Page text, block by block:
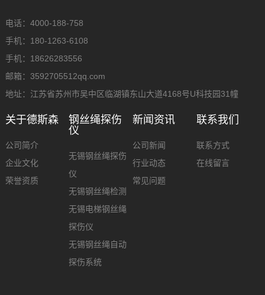
电话：4000-188-758
手机：180-1263-6108
手机：18626283556
邮箱：3592705512qq.com
地址：江苏省苏州市吴中区临湖镇东山大道4168号U科技园31幢
关于德斯森
公司简介
企业文化
荣誉资质
钢丝绳探伤
仪
无锡钢丝绳探伤
仪
无锡钢丝绳检测
无锡电梯钢丝绳
探伤仪
无锡钢丝绳自动
探伤系统
新闻资讯
公司新闻
行业动态
常见问题
联系我们
联系方式
在线留言